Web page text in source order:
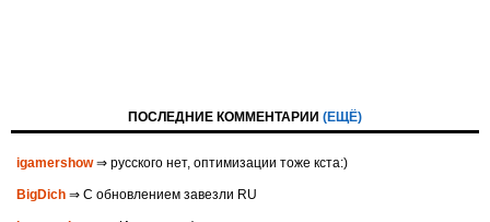
ПОСЛЕДНИЕ КОММЕНТАРИИ (ЕЩЁ)
igamershow⇒ русского нет, оптимизации тоже кста:)
BigDich ⇒ С обновлением завезли RU